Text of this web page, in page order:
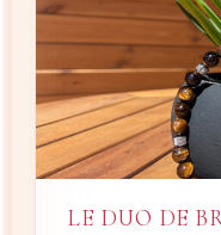
LE DUO DE